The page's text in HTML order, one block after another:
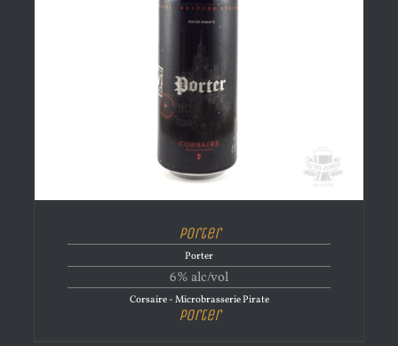
Porter
Porter
6% alc/vol
Corsaire - Microbrasserie Pirate
Porter